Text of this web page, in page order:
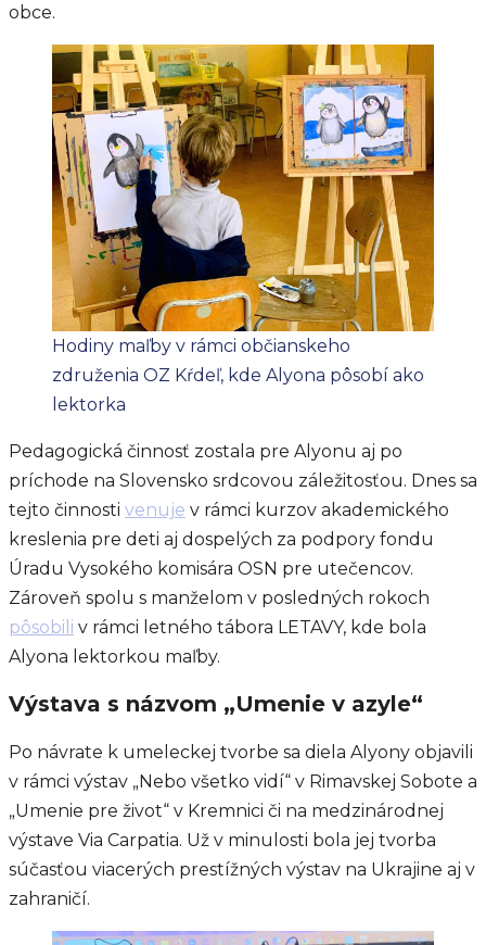
obce.
Hodiny maľby v rámci občianskeho
združenia OZ Kŕdeľ, kde Alyona pôsobí ako
lektorka
Pedagogická činnosť zostala pre Alyonu aj po
príchode na Slovensko srdcovou záležitosťou. Dnes sa
tejto činnosti venuje v rámci kurzov akademického
kreslenia pre deti aj dospelých za podpory fondu
Úradu Vysokého komisára OSN pre utečencov.
Zároveň spolu s manželom v posledných rokoch
pôsobili v rámci letného tábora LETAVY, kde bola
Alyona lektorkou maľby.
Výstava s názvom „Umenie v azyle“
Po návrate k umeleckej tvorbe sa diela Alyony objavili
v rámci výstav „Nebo všetko vidí“ v Rimavskej Sobote a
„Umenie pre život“ v Kremnici či na medzinárodnej
výstave Via Carpatia. Už v minulosti bola jej tvorba
súčasťou viacerých prestížných výstav na Ukrajine aj v
zahraničí.